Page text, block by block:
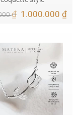
₫ Giá
1.000.000₫Giá